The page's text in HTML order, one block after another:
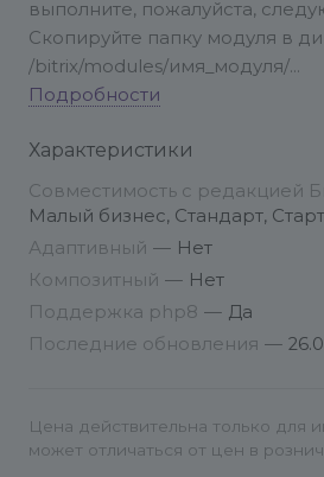
выполните, пожалуйста,
Скопируйте папку модуля в
/bitrix/modules/имя_модуля/
Перейдите в Админ-панель →
Найдите ваш модуль в списке
«Установить».
Следуйте инструкциям
Настройки модуля
вакансий на разных сайтах
сайта задаются уникальные
персональных данных. Также
настройки корпоративной
Подробности
Характеристики
Совместимость с редакцией
Малый бизнес, Стандарт, Старт
Адаптивный — Нет
Композитный — Нет
Поддержка php8 — Да
Последние обновления —
Цена действительна только для
может отличаться от цен в